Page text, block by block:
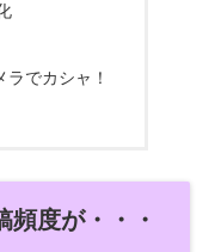
でカシャ！
度が・・・